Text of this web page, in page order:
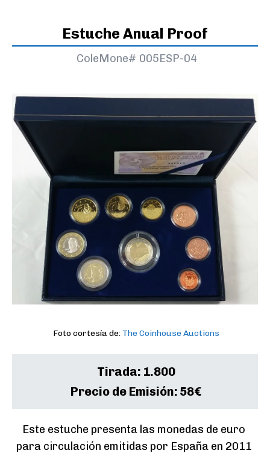
Estuche Anual Proof
ColeMone# 005ESP-04
Foto cortesía de: The Coinhouse Auctions
Tirada: 1.800
Precio de Emisión: 58€
Este estuche presenta las monedas de euro
para circulación emitidas por España en 2011